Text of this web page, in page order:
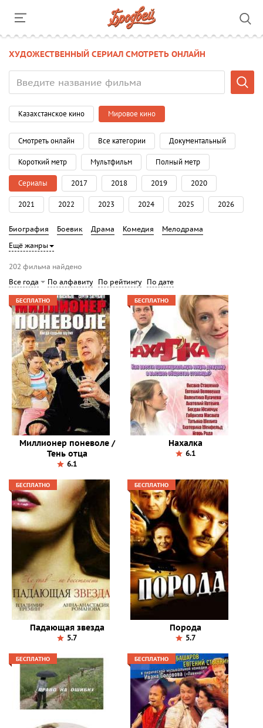
ХУДОЖЕСТВЕННЫЙ СЕРИАЛ СМОТРЕТЬ ОНЛАЙН
Казахстанское кино Мировое кино
Смотреть онлайн Все категории Документальный
Короткий метр Мультфильм Полный метр
Сериалы 2017 2018 2019 2020
2021 2022 2023 2024 2025 2026
Биография Боевик Драма Комедия
Мелодрама
Ещё жанры
202 фильма найдено
Все года
По алфавиту По рейтингу По дате
БЕСПЛАТНО
Миллионер поневоле /
Тень отца
6.1
БЕСПЛАТНО
Нахалка
6.1
БЕСПЛАТНО
Падающая звезда
5.7
БЕСПЛАТНО
Порода
5.7
БЕСПЛАТНО БЕСПЛАТНО